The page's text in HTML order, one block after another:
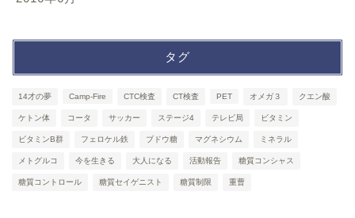
タグ
14才の夢 Camp-Fire CTC検査 CT検査 PET オメガ３ クエン酸
ケトン体 コータ サッカー ステージ4 テレビ局 ビタミン
ビタミンB群 フェロケル鉄 ブドウ糖 マグネシウム ミネラル
メトグルコ 今を生きる 大人になる 活動報告 糖質コンシャス
糖質コントロール 糖質セイゲニスト 糖質制限 重曹